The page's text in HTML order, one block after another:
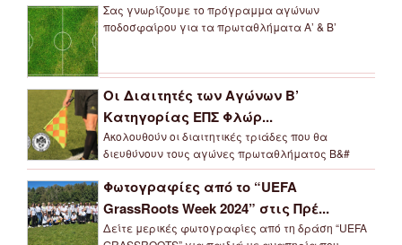
Σας γνωρίζουμε το πρόγραμμα αγώνων
ποδοσφαίρου για τα πρωταθλήματα Α’ & Β’
Οι Διαιτητές των Αγώνων Β’
Κατηγορίας ΕΠΣ Φλώρ...
Ακολουθούν οι διαιτητικές τριάδες που θα
διευθύνουν τους αγώνες πρωταθλήματος Β&#
Φωτογραφίες από το “UEFA
GrassRoots Week 2024” στις Πρέ...
Δείτε μερικές φωτογραφίες από τη δράση “UEFA